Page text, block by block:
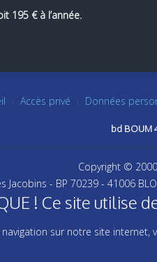
195 € à l’année.
Accès privé Données
bd BOUM
Copyright © 2000
Jacobins - BP 70239 - 41006
! Ce site utilise
sur notre site